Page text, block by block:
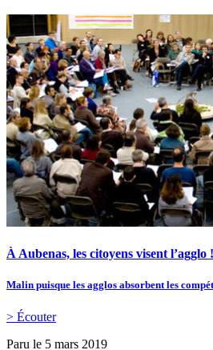
À Aubenas, les citoyens visent l’agglo !
Malin puisque les agglos absorbent les
> Écouter
Paru le 5 mars 2019